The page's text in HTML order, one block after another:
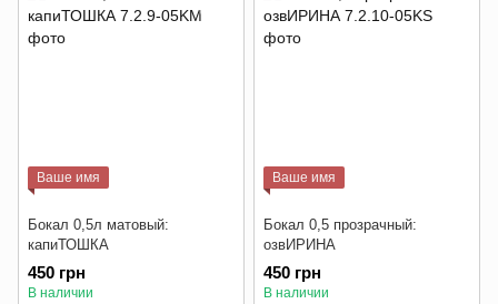
Ваше имя
Бокал 0,5л матовый:
капиТОШКА
450 грн
В наличии
Ваше имя
Бокал 0,5 прозрачный:
озвИРИНА
450 грн
В наличии